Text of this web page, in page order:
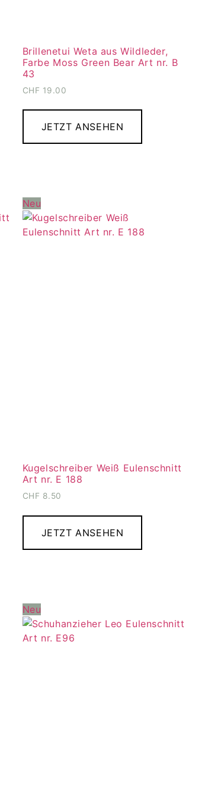
Brillenetui Weta aus Wildleder,
Farbe Moss Green Bear Art nr. B
43
CHF 19.00
JETZT ANSEHEN
Neu
Kugelschreiber Weiß Eulenschnitt
Art nr. E 188
CHF 8.50
JETZT ANSEHEN
Neu